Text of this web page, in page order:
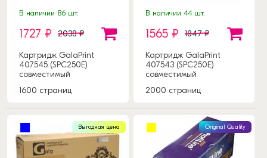
В наличии 86 шт.
1727 ₽ 2038 ₽
Картридж GalaPrint
407545 (SPC250E)
совместимый
1600 страниц
В наличии 44 шт.
1565 ₽ 1847 ₽
Картридж GalaPrint
407543 (SPC250E)
совместимый
2000 страниц
Выгодная цена Original Quality